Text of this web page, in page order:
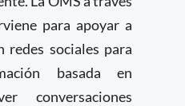
para apoyar a
redes sociales para
basada en
conversaciones